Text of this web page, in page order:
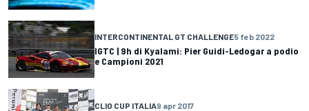
INTERCONTINENTAL GT CHALLENGE5 feb 2022
IGTC | 9h di Kyalami: Pier Guidi-Ledogar a podio
e Campioni 2021
CLIO CUP ITALIA9 apr 2017